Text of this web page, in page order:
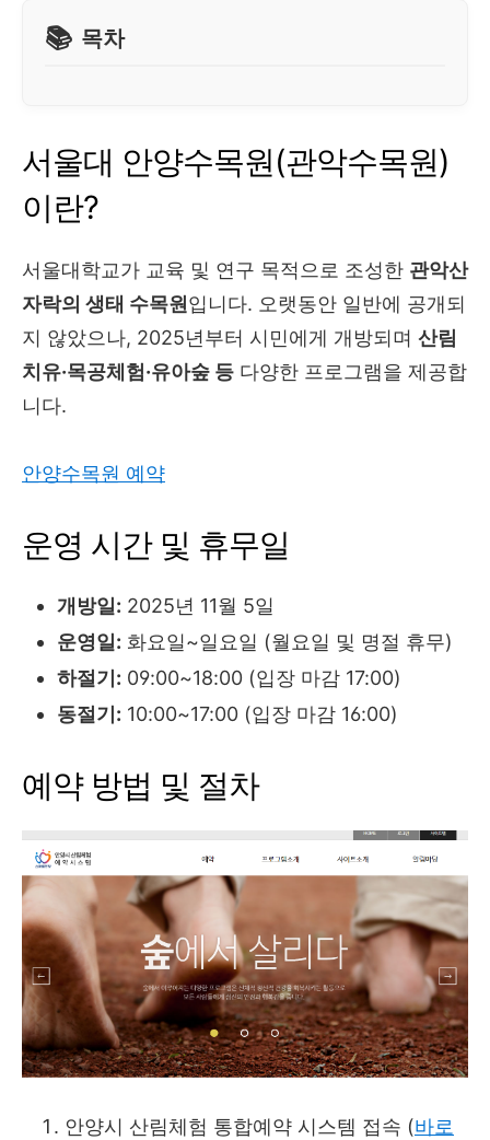
목차
서울대 안양수목원(관악수목원)
이란?
서울대학교가 교육 및 연구 목적으로 조성한 관악산
자락의 생태 수목원 입니다. 오랫동안 일반에 공개되
지 않았으나, 2025년부터 시민에게 개방되며 산림
치유·목공체험·유아숲 등 다양한 프로그램을 제공합
니다.
안양수목원 예약
운영 시간 및 휴무일
개방일: 2025년 11월 5일
운영일: 화요일~일요일 (월요일 및 명절 휴무)
하절기: 09:00~18:00 (입장 마감 17:00)
동절기: 10:00~17:00 (입장 마감 16:00)
예약 방법 및 절차
안양시 산림체험 통합예약 시스템 접속 (바로